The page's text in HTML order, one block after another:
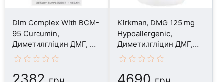
Dim Complex With BCM-
95 Curcumin,
Диметилгліцин ДМГ, 30
капсул
Kirkman, DMG 125 mg
Hypoallergenic,
Диметилгліцин ДМГ,
250 капсул